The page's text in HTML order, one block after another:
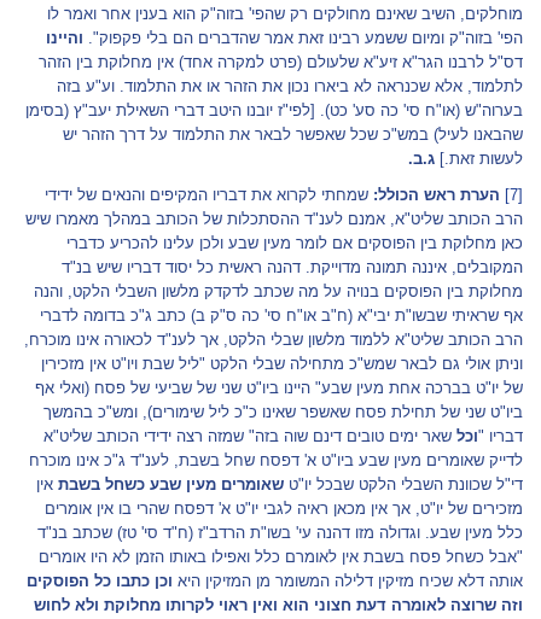
מוחלקים, השיב שאינם מחולקים רק שהפי' בזוה"ק הוא בענין אחר ואמר לו
הפי' בזוה"ק ומיום ששמע רבינו זאת אמר שהדברים הם בלי פקפוק". והיינו
דס"ל לרבנו הגר"א זיע"א שלעולם (פרט למקרה אחד) אין מחלוקת בין הזהר
לתלמוד, אלא שכנראה לא ביארו נכון את הזהר או את התלמוד. וע"ע בזה
בערוה"ש (או"ח סי' כה סע' כט). [לפי"ז יובנו היטב דברי השאילת יעב"ץ (בסימן
שהבאנו לעיל) במש"כ שכל שאפשר לבאר את התלמוד על דרך הזהר יש
לעשות זאת.] ג.ב.
[7]
הערת ראש הכולל: שמחתי לקרוא את דבריו המקיפים והנאים של ידידי
הרב הכותב שליט"א, אמנם לענ"ד ההסתכלות של הכותב במהלך מאמרו שיש
כאן מחלוקת בין הפוסקים אם לומר מעין שבע ולכן עלינו להכריע כדברי
המקובלים, איננה תמונה מדוייקת. דהנה ראשית כל יסוד דבריו שיש בנ"ד
מחלוקת בין הפוסקים בנויה על מה שכתב לדקדק מלשון השבלי הלקט, והנה
אף שראיתי שבשו"ת יבי"א (ח"ב או"ח סי' כה ס"ק ב) כתב ג"כ בדומה לדברי
הרב הכותב שליט"א ללמוד מלשון שבלי הלקט, אך לענ"ד לכאורה אינו מוכרח,
וניתן אולי גם לבאר שמש"כ מתחילה שבלי הלקט "ליל שבת ויו"ט אין מזכירין
של יו"ט בברכה אחת מעין שבע" היינו ביו"ט שני של שביעי של פסח (ואלי אף
ביו"ט שני של תחילת פסח שאשפר שאינו כ"כ ליל שימורים), ומש"כ בהמשך
דבריו "וכל שאר ימים טובים דינם שוה בזה" שמזה רצה ידידי הכותב שליט"א
לדייק שאומרים מעין שבע ביו"ט א' דפסח שחל בשבת, לענ"ד ג"כ אינו מוכרח
די"ל שכוונת השבלי הלקט שבכל יו"ט שאומרים מעין שבע כשחל בשבת אין
מזכירים של יו"ט, אך אין מכאן ראיה לגבי יו"ט א' דפסח שהרי בו אין אומרים
כלל מעין שבע. וגדולה מזו דהנה עי' בשו"ת הרדב"ז (ח"ד סי' טז) שכתב בנ"ד
"אבל כשחל פסח בשבת אין לאומרם כלל ואפילו באותו הזמן לא היו אומרים
אותה דלא שכיח מזיקין דלילה המשומר מן המזיקין היא וכן כתבו כל הפוסקים
וזה שרוצה לאומרה דעת חצוני הוא ואין ראוי לקרותו מחלוקת ולא לחוש